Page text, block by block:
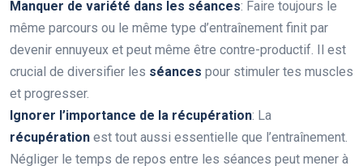
Manquer de variété dans les séances: Faire toujours le
même parcours ou le même type d’entraînement finit par
devenir ennuyeux et peut même être contre-productif. Il est
crucial de diversifier les séances pour stimuler tes muscles
et progresser.
Ignorer l’importance de la récupération: La
récupération est tout aussi essentielle que l’entraînement.
Négliger le temps de repos entre les séances peut mener à